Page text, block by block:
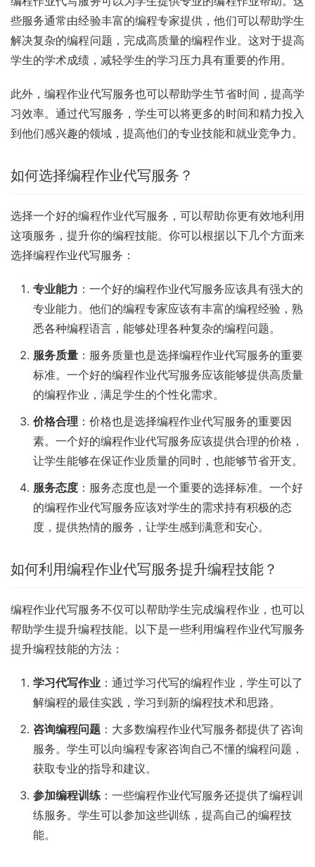
些服务通常由经验丰富的编程专家提供，他们可以帮助学生
解决复杂的编程问题，完成高质量的编程作业。这对于提高
学生的学术成绩，减轻学生的学习压力具有重要的作用。
此外，编程作业代写服务也可以帮助学生节省时间，提高学
习效率。通过代写服务，学生可以将更多的时间和精力投入
到他们感兴趣的领域，提高他们的专业技能和就业竞争力。
如何选择编程作业代写服务？
选择一个好的编程作业代写服务，可以帮助你更有效地利用
这项服务，提升你的编程技能。你可以根据以下几个方面来
选择编程作业代写服务：
专业能力 ：一个好的编程作业代写服务应该具有强大的
专业能力。他们的编程专家应该有丰富的编程经验，熟
悉各种编程语言，能够处理各种复杂的编程问题。
服务质量 ：服务质量也是选择编程作业代写服务的重要
标准。一个好的编程作业代写服务应该能够提供高质量
的编程作业，满足学生的个性化需求。
价格合理 ：价格也是选择编程作业代写服务的重要因
素。一个好的编程作业代写服务应该提供合理的价格，
让学生能够在保证作业质量的同时，也能够节省开支。
服务态度 ：服务态度也是一个重要的选择标准。一个好
的编程作业代写服务应该对学生的需求持有积极的态
度，提供热情的服务，让学生感到满意和安心。
如何利用编程作业代写服务提升编程技能？
编程作业代写服务不仅可以帮助学生完成编程作业，也可以
帮助学生提升编程技能。以下是一些利用编程作业代写服务
提升编程技能的方法：
学习代写作业 ：通过学习代写的编程作业，学生可以了
解编程的最佳实践，学习到新的编程技术和思路。
咨询编程问题 ：大多数编程作业代写服务都提供了咨询
服务。学生可以向编程专家咨询自己不懂的编程问题，
获取专业的指导和建议。
参加编程训练 ：一些编程作业代写服务还提供了编程训
练服务。学生可以参加这些训练，提高自己的编程技
能。